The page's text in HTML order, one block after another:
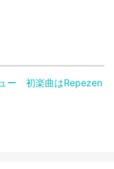
ー 初楽曲はRepezen